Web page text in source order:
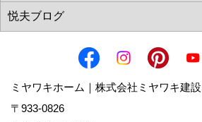
ミヤワキホーム｜株式会社ミヤワキ建設
〒933-0826